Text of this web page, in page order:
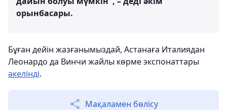
орынбасары.
Бұған дейін жазғанымыздай, Астанаға Италиядан
Леонардо да Винчи жайлы көрме экспонаттары
әкелінді.
Мақаламен бөлісу